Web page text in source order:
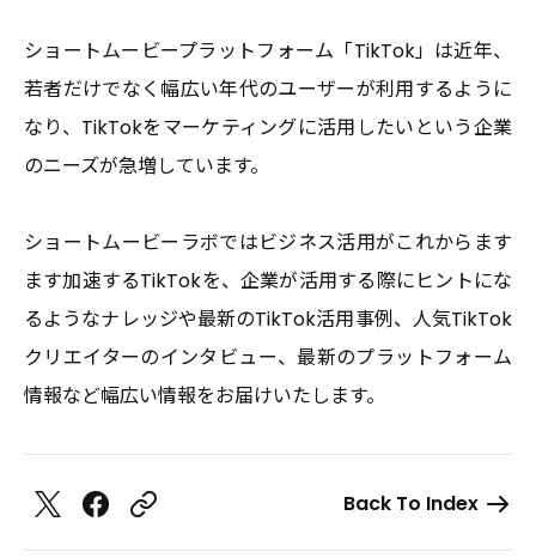
INFORMATION 2026.02.05
新たな才能を発掘し、次世代のスタークリエイター
を育成するプロジェクト「Star Creation Next」
ショートムービープラットフォーム「TikTok」は近年、
若者だけでなく幅広い年代のユーザーが利用するように
なり、TikTokをマーケティングに活用したいという企業
のニーズが急増しています。
ショートムービーラボではビジネス活用がこれからます
ます加速するTikTokを、企業が活用する際にヒントにな
るようなナレッジや最新のTikTok活用事例、人気TikTok
クリエイターのインタビュー、最新のプラットフォーム
情報など幅広い情報をお届けいたします。
Back To Index